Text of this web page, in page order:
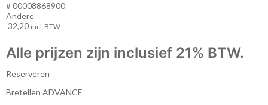
# 00008868900
Andere
32,20 incl. BTW
Alle prijzen zijn inclusief 21% BTW.
Reserveren
Bretellen ADVANCE